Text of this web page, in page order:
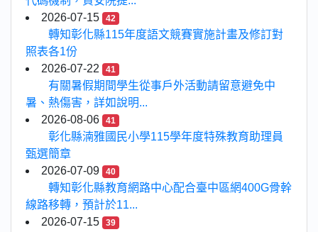
2026-07-15
42
轉知彰化縣115年度語文競賽實施計畫及修訂對
照表各1份
2026-07-22
41
有關暑假期間學生從事戶外活動請留意避免中
暑、熱傷害，詳如說明...
2026-08-06
41
彰化縣湳雅國民小學115學年度特殊教育助理員
甄選簡章
2026-07-09
40
轉知彰化縣教育網路中心配合臺中區網400G骨幹
線路移轉，預計於11...
2026-07-15
39